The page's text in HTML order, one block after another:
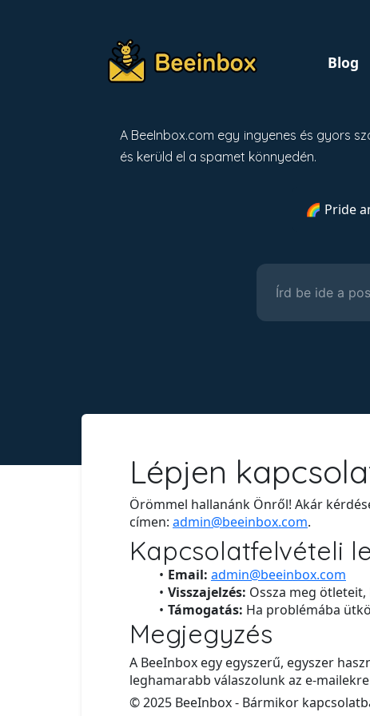
Blog
A BeeInbox.com egy ingyenes és gyors
és kerüld el a spamet könnyedén.
🌈 Pride
Lépjen
Örömmel hallanánk Önről! Akár
címen: admin@beeinbox.com.
Kapcsolatfelvételi
Email: admin@beeinbox.com
Visszajelzés: Ossza meg
Támogatás: Ha problémába
Megjegyzés
A BeeInbox egy egyszerű, egyszer
leghamarabb válaszolunk az e-
© 2025 BeeInbox - Bármikor